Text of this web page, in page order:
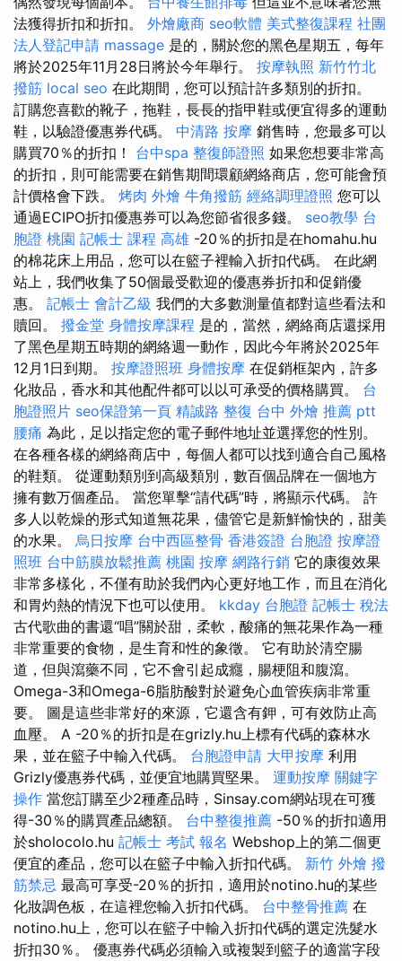
法獲得折扣和折扣。 外燴廠商 seo軟體 美式整復課程 社團
法人登記申請 massage 是的，關於您的黑色星期五，每年
將於2025年11月28日將於今年舉行。 按摩執照 新竹竹北
撥筋 local seo 在此期間，您可以預計許多類別的折扣。
訂購您喜歡的靴子，拖鞋，長長的指甲鞋或便宜得多的運動
鞋，以驗證優惠券代碼。 中清路 按摩 銷售時，您最多可以
購買70％的折扣！ 台中spa 整復師證照 如果您想要非常高
的折扣，則可能需要在銷售期間環顧網絡商店，您可能會預
計價格會下跌。 烤肉 外燴 牛角撥筋 經絡調理證照 您可以
通過ECIPO折扣優惠券可以為您節省很多錢。 seo教學 台
胞證 桃園 記帳士 課程 高雄 -20％的折扣是在homahu.hu
的棉花床上用品，您可以在籃子裡輸入折扣代碼。 在此網
站上，我們收集了50個最受歡迎的優惠券折扣和促銷優
惠。 記帳士 會計乙級 我們的大多數測量值都對這些看法和
贖回。 撥金堂 身體按摩課程 是的，當然，網絡商店還採用
了黑色星期五時期的網絡週一動作，因此今年將於2025年
12月1日到期。 按摩證照班 身體按摩 在促銷框架內，許多
化妝品，香水和其他配件都可以以可承受的價格購買。 台
胞證照片 seo保證第一頁 精誠路 整復 台中 外燴 推薦 ptt
腰痛 為此，足以指定您的電子郵件地址並選擇您的性別。
在各種各樣的網絡商店中，每個人都可以找到適合自己風格
的鞋類。 從運動類別到高級類別，數百個品牌在一個地方
擁有數万個產品。 當您單擊“請代碼”時，將顯示代碼。 許
多人以乾燥的形式知道無花果，儘管它是新鮮愉快的，甜美
的水果。 烏日按摩 台中西區整骨 香港簽證 台胞證 按摩證
照班 台中筋膜放鬆推薦 桃園 按摩 網路行銷 它的康復效果
非常多樣化，不僅有助於我們內心更好地工作，而且在消化
和胃灼熱的情況下也可以使用。 kkday 台胞證 記帳士 稅法
古代歌曲的書還“唱”關於甜，柔軟，酸痛的無花果作為一種
非常重要的食物，是生育和性的象徵。 它有助於清空腸
道，但與瀉藥不同，它不會引起成癮，腸梗阻和腹瀉。
Omega-3和Omega-6脂肪酸對於避免心血管疾病非常重
要。 圖是這些非常好的來源，它還含有鉀，可有效防止高
血壓。 A -20％的折扣是在grizly.hu上標有代碼的森林水
果，並在籃子中輸入代碼。 台胞證申請 大甲按摩 利用
Grizly優惠券代碼，並便宜地購買堅果。 運動按摩 關鍵字
操作 當您訂購至少2種產品時，Sinsay.com網站現在可獲
得-30％的購買產品總額。 台中整復推薦 -50％的折扣適用
於sholocolo.hu 記帳士 考試 報名 Webshop上的第二個更
便宜的產品，您可以在籃子中輸入折扣代碼。 新竹 外燴 撥
筋禁忌 最高可享受-20％的折扣，適用於notino.hu的某些
化妝調色板，在這裡您輸入折扣代碼。 台中整骨推薦 在
notino.hu上，您可以在籃子中輸入折扣代碼的選定洗髮水
折扣30％。 優惠券代碼必須輸入或複製到籃子的適當字段